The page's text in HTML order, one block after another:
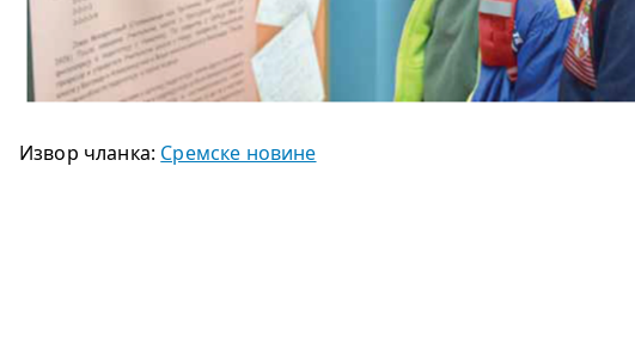
Извор чланка: Сремске новине